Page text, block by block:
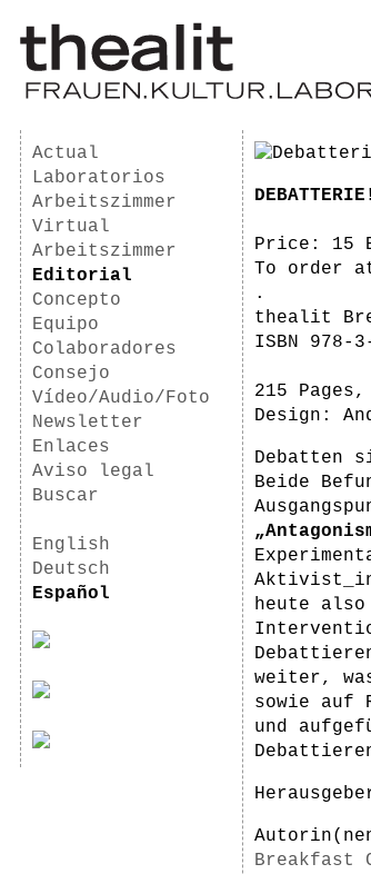
Actual
Laboratorios
Arbeitszimmer
Virtual
Arbeitszimmer
Editorial
Concepto
Equipo
Colaboradores
Consejo
Vídeo/Audio/Foto
Newsletter
Enlaces
Aviso legal
Buscar
English
Deutsch
Español
Price: 15
To order
.
thealit
ISBN 978-
215
Design:
Debatten
Beide
heute also
weiter,
sowie auf
und
Breakfast